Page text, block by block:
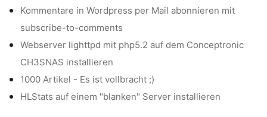
Kommentare in Wordpress per Mail abonnieren mit
subscribe-to-comments
Webserver lighttpd mit php5.2 auf dem Conceptronic
CH3SNAS installieren
1000 Artikel - Es ist vollbracht ;)
HLStats auf einem "blanken" Server installieren